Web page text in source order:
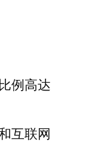
例高达
互联网